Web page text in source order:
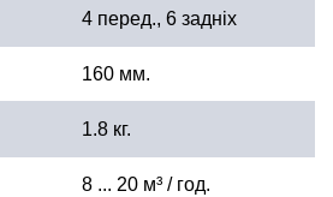
4 перед., 6 задніх
160 мм.
1.8 кг.
8 ... 20 м³ / год.